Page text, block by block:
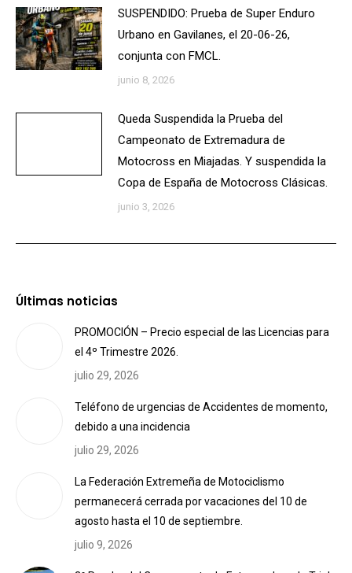
SUSPENDIDO: Prueba de Super Enduro
Urbano en Gavilanes, el 20-06-26,
conjunta con FMCL.
junio 8, 2026
Queda Suspendida la Prueba del
Campeonato de Extremadura de
Motocross en Miajadas. Y suspendida la
Copa de España de Motocross Clásicas.
junio 3, 2026
Últimas noticias
PROMOCIÓN – Precio especial de las Licencias para
el 4º Trimestre 2026.
julio 29, 2026
Teléfono de urgencias de Accidentes de momento,
debido a una incidencia
julio 29, 2026
La Federación Extremeña de Motociclismo
permanecerá cerrada por vacaciones del 10 de
agosto hasta el 10 de septiembre.
julio 9, 2026